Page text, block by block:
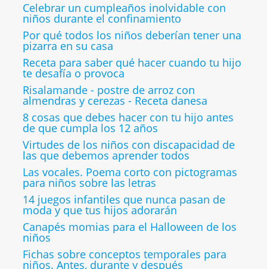
Celebrar un cumpleaños inolvidable con
niños durante el confinamiento
Por qué todos los niños deberían tener una
pizarra en su casa
Receta para saber qué hacer cuando tu hijo
te desafía o provoca
Risalamande - postre de arroz con
almendras y cerezas - Receta danesa
8 cosas que debes hacer con tu hijo antes
de que cumpla los 12 años
Virtudes de los niños con discapacidad de
las que debemos aprender todos
Las vocales. Poema corto con pictogramas
para niños sobre las letras
14 juegos infantiles que nunca pasan de
moda y que tus hijos adorarán
Canapés momias para el Halloween de los
niños
Fichas sobre conceptos temporales para
niños. Antes, durante y después